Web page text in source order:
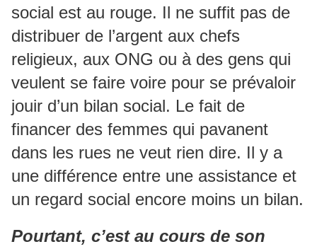
social est au rouge. Il ne suffit pas de
distribuer de l’argent aux chefs
religieux, aux ONG ou à des gens qui
veulent se faire voire pour se prévaloir
jouir d’un bilan social. Le fait de
financer des femmes qui pavanent
dans les rues ne veut rien dire. Il y a
une différence entre une assistance et
un regard social encore moins un bilan.
Pourtant, c’est au cours de son